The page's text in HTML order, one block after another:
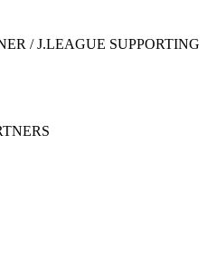
/ J.LEAGUE SUPPORTING